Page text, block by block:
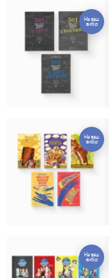
На ваш
вибір
На ваш
вибір
На ваш
вибір